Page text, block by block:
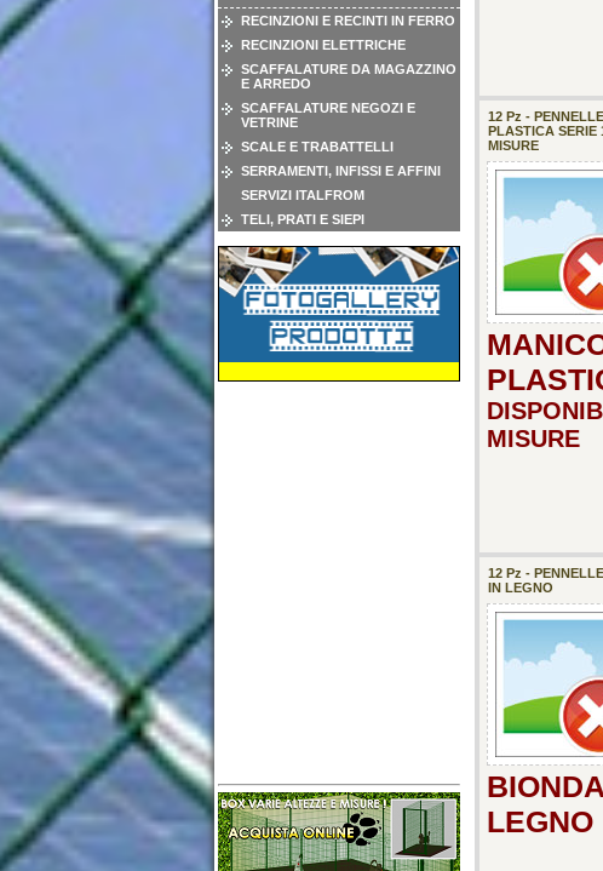
RECINZIONI E RECINTI IN FERRO
RECINZIONI ELETTRICHE
SCAFFALATURE DA MAGAZZINO
E ARREDO
SCAFFALATURE NEGOZI E
VETRINE
SCALE E TRABATTELLI
SERRAMENTI, INFISSI E AFFINI
SERVIZI ITALFROM
TELI, PRATI E SIEPI
12 Pz -
PLASTICA SERIE
MISURE
MISURE
12 Pz -
IN LEGNO
LEGNO